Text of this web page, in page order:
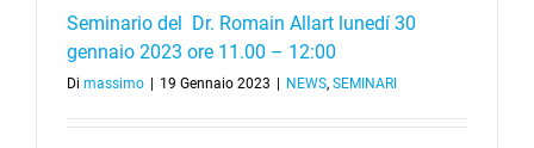
Seminario del Dr. Romain Allart lunedí 30
gennaio 2023 ore 11.00 – 12:00
Di massimo | 19 Gennaio 2023 | NEWS, SEMINARI